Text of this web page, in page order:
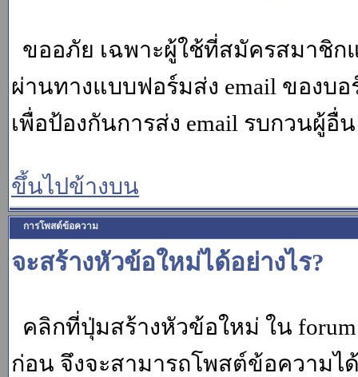
ขออภัย เฉพาะผู้ใช้ที่สมัครสมาชิก
ผ่านทางแบบฟอร์มส่ง email ของ
เพื่อป้องกันการส่ง email รบกวนผู้อื่
ขึ้นไปข้างบน
การโพสต์ข้อความ
จะสร้างหัวข้อใหม่ได้อย่างไร?
คลิกที่ปุ่มสร้างหัวข้อใหม่ ใน
ก่อน จึงจะสามารถโพสต์ข้อความ